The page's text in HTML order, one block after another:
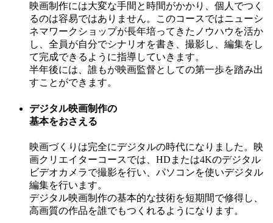
映画制作には大変な手間と時間がかかり、個人でつく
るのは容易ではありません。このコースではニューシ
ネマワークショップが長年培ってきたノウハウを活か
し、全員が自分でシナリオを書き、撮影し、編集をし
て完成できるように指導していきます。
半年後には、誰もが映画監督としての第一歩を踏み出
すことができます。
デジタル映画制作の
基本をおさえる
映画づくりは完全にデジタルの時代になりました。映
画クリエイターコースでは、HDまたは4Kのデジタル
ビデオカメラで撮影を行い、パソコンを使いデジタル
編集を行います。
デジタル映画制作の基本的な技術を短期間で修得し、
高画質の作品を誰でもつくれるようになります。